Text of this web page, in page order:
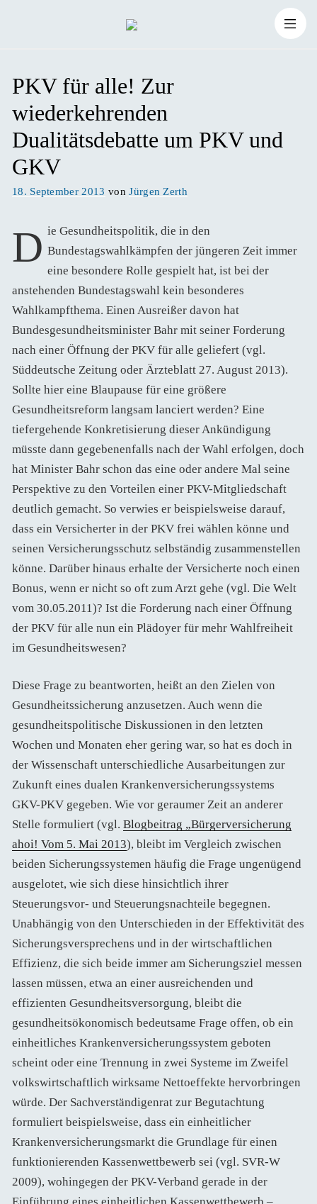
Inhalt
springen
nach:
PKV für alle! Zur
wiederkehrenden
Dualitätsdebatte um PKV und
GKV
Veröffentlicht
18. September 2013 vonJürgen Zerth
Die Gesundheitspolitik, die in den Bundestagswahlkämpfen der jüngeren Zeit immer
eine besondere Rolle gespielt hat, ist bei der
anstehenden Bundestagswahl kein besonderes
Wahlkampfthema. Einen Ausreißer davon hat
Bundesgesundheitsminister Bahr mit seiner Forderung
nach einer Öffnung der PKV für alle geliefert (vgl.
Süddeutsche Zeitung oder Ärzteblatt 27. August 2013).
Sollte hier eine Blaupause für eine größere
Gesundheitsreform langsam lanciert werden? Eine
tiefergehende Konkretisierung dieser Ankündigung
müsste dann gegebenenfalls nach der Wahl erfolgen, doch
hat Minister Bahr schon das eine oder andere Mal seine
Perspektive zu den Vorteilen einer PKV-Mitgliedschaft
deutlich gemacht. So verwies er beispielsweise darauf,
dass ein Versicherter in der PKV frei wählen könne und
seinen Versicherungsschutz selbständig zusammenstellen
könne. Darüber hinaus erhalte der Versicherte noch einen
Bonus, wenn er nicht so oft zum Arzt gehe (vgl. Die Welt
vom 30.05.2011)? Ist die Forderung nach einer Öffnung
der PKV für alle nun ein Plädoyer für mehr Wahlfreiheit
im Gesundheitswesen?
Diese Frage zu beantworten, heißt an den Zielen von
Gesundheitssicherung anzusetzen. Auch wenn die
gesundheitspolitische Diskussionen in den letzten
Wochen und Monaten eher gering war, so hat es doch in
der Wissenschaft unterschiedliche Ausarbeitungen zur
Zukunft eines dualen Krankenversicherungssystems
GKV-PKV gegeben. Wie vor geraumer Zeit an anderer
Stelle formuliert (vgl. Blogbeitrag „Bürgerversicherung
ahoi! Vom 5. Mai 2013), bleibt im Vergleich zwischen
beiden Sicherungssystemen häufig die Frage ungenügend
ausgelotet, wie sich diese hinsichtlich ihrer
Steuerungsvor- und Steuerungsnachteile begegnen.
Unabhängig von den Unterschieden in der Effektivität des
Sicherungsversprechens und in der wirtschaftlichen
Effizienz, die sich beide immer am Sicherungsziel messen
lassen müssen, etwa an einer ausreichenden und
effizienten Gesundheitsversorgung, bleibt die
gesundheitsökonomisch bedeutsame Frage offen, ob ein
einheitliches Krankenversicherungssystem geboten
scheint oder eine Trennung in zwei Systeme im Zweifel
volkswirtschaftlich wirksame Nettoeffekte hervorbringen
würde. Der Sachverständigenrat zur Begutachtung
formuliert beispielsweise, dass ein einheitlicher
Krankenversicherungsmarkt die Grundlage für einen
funktionierenden Kassenwettbewerb sei (vgl. SVR-W
2009), wohingegen der PKV-Verband gerade in der